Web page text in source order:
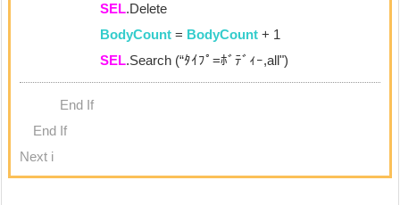
SEL.Delete
BodyCount = BodyCount + 1
SEL.Search (“ﾀｲﾌﾟ=ﾎﾞﾃﾞｨｰ,all")
End If
End If
Next i